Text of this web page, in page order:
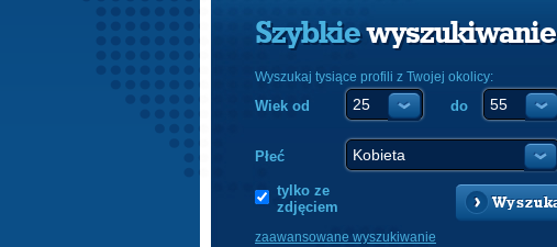
Szybkiewyszukiwanie
Wyszukaj tysiące profili z Twojej okolicy:
Wiek od do
Płeć
tylko ze
zdjęciem
zaawansowane wyszukiwanie